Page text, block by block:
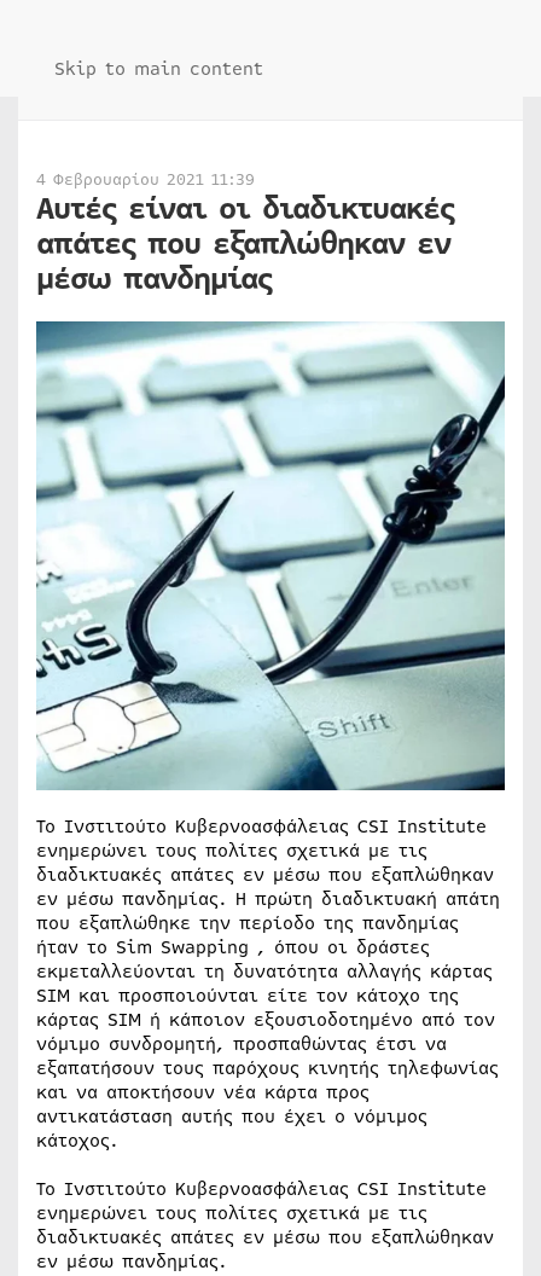
Skip to main content
4 Φεβρουαρίου 2021 11:39
Αυτές είναι οι διαδικτυακές
απάτες που εξαπλώθηκαν εν
μέσω πανδημίας
Το Ινστιτούτο Κυβερνοασφάλειας CSI Institute
ενημερώνει τους πολίτες σχετικά με τις
διαδικτυακές απάτες εν μέσω που εξαπλώθηκαν
εν μέσω πανδημίας. Η πρώτη διαδικτυακή απάτη
που εξαπλώθηκε την περίοδο της πανδημίας
ήταν το Sim Swapping , όπου οι δράστες
εκμεταλλεύονται τη δυνατότητα αλλαγής κάρτας
SIM και προσποιούνται είτε τον κάτοχο της
κάρτας SIM ή κάποιον εξουσιοδοτημένο από τον
νόμιμο συνδρομητή, προσπαθώντας έτσι να
εξαπατήσουν τους παρόχους κινητής τηλεφωνίας
και να αποκτήσουν νέα κάρτα προς
αντικατάσταση αυτής που έχει ο νόμιμος
κάτοχος.
Το Ινστιτούτο Κυβερνοασφάλειας CSI Institute
ενημερώνει τους πολίτες σχετικά με τις
διαδικτυακές απάτες εν μέσω που εξαπλώθηκαν
εν μέσω πανδημίας.